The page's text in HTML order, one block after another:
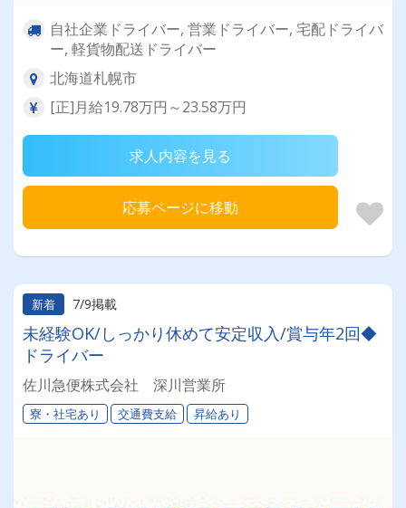
自社企業ドライバー, 営業ドライバー, 宅配ドライバ
ー, 軽貨物配送ドライバー
北海道札幌市
[正]月給19.78万円～23.58万円
求人内容を見る
応募ページに移動
新着 7/9掲載
未経験OK/しっかり休めて安定収入/賞与年2回◆
ドライバー
佐川急便株式会社 深川営業所
寮・社宅あり 交通費支給 昇給あり